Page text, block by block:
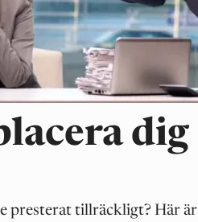
dig
presterat tillräckligt? Här är